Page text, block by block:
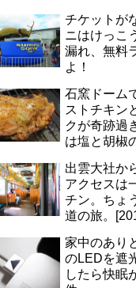
チケットが
ニはけっこ
漏れ、無料
よ！
石窯ドーム
ストチキン
クが奇跡過
は塩と胡椒
出雲大社か
アクセスは
チン。ちょ
道の旅。
家中のあり
のLEDを遮
したら快眠